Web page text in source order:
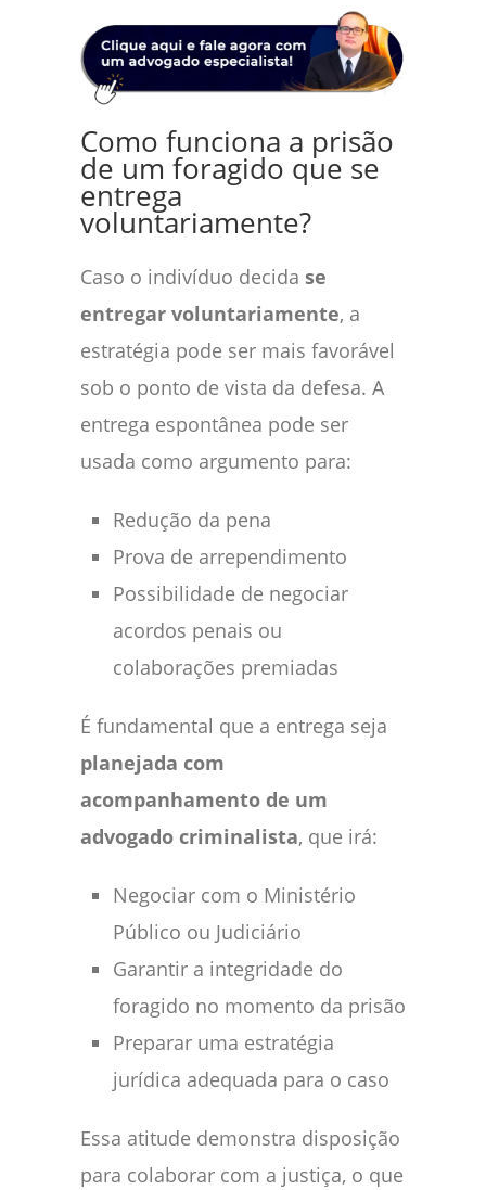
Como funciona a prisão
de um foragido que se
entrega
voluntariamente?
Caso o indivíduo decida se
entregar voluntariamente, a
estratégia pode ser mais favorável
sob o ponto de vista da defesa. A
entrega espontânea pode ser
usada como argumento para:
Redução da pena
Prova de arrependimento
Possibilidade de negociar
acordos penais ou
colaborações premiadas
É fundamental que a entrega seja
planejada com
acompanhamento de um
advogado criminalista, que irá:
Negociar com o Ministério
Público ou Judiciário
Garantir a integridade do
foragido no momento da prisão
Preparar uma estratégia
jurídica adequada para o caso
Essa atitude demonstra disposição
para colaborar com a justiça, o que